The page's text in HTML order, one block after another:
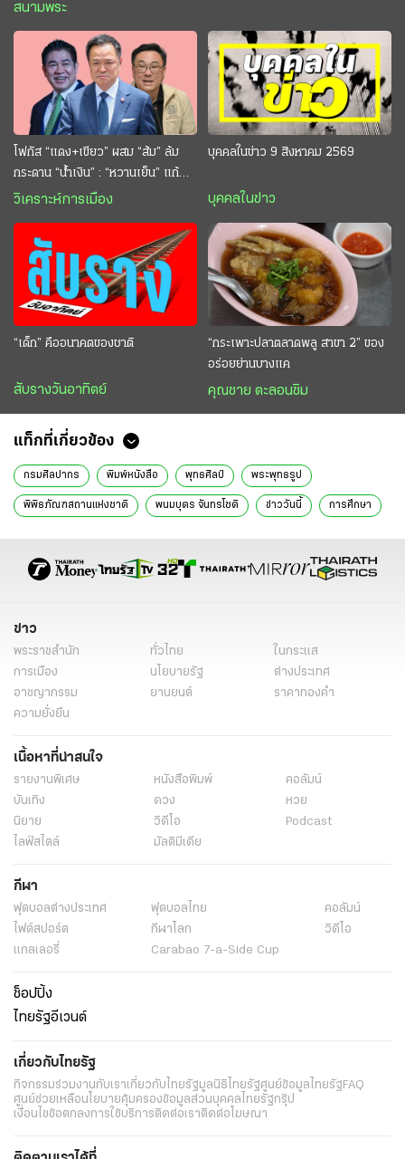
สนามพระ
โฟกัส “แดง+เขียว” ผสม “ส้ม” ล้ม
กระดาน “นํ้าเงิน” : “หวานเย็น” แก้
กระหาย “อนุทิน” ดักตีกินสบาย
วิเคราะห์การเมือง
บุคคลในข่าว 9 สิงหาคม 2569
บุคคลในข่าว
“เด็ก” คืออนาคตของชาติ
สับรางวันอาทิตย์
“กระเพาะปลาตลาดพลู สาขา 2” ของ
อร่อยย่านบางแค
คุณชาย ตะลอนชิม
แท็กที่เกี่ยวข้อง
กรมศิลปากร พิมพ์หนังสือ พุทธศิลป์ พระพุทธรูป
พิพิธภัณฑสถานแห่งชาติ พนมบุตร จันทรโชติ ข่าววันนี้ การศึกษา
ข่าว
พระราชสำนัก ทั่วไทย
ในกระแส
การเมือง
นโยบายรัฐ
ต่างประเทศ
อาชญากรรม
ยานยนต์
ราคาทองคำ
ความยั่งยืน
เนื้อหาที่น่าสนใจ
รายงานพิเศษ หนังสือพิมพ์
คอลัมน์
บันเทิง
ดวง
หวย
นิยาย
วิดีโอ
Podcast
ไลฟ์สไตล์
มัลติมีเดีย
กีฬา
ฟุตบอลต่่างประเทศ ฟุตบอลไทย
คอลัมน์
ไฟต์สปอร์ต
กีฬาโลก
วิดีโอ
แกลเลอรี่
Carabao 7-a-Side Cup
ช็อปปิ้ง
ไทยรัฐอีเวนต์
เกี่ยวกับไทยรัฐ
กิจกรรมร่วมงานกับเราเกี่ยวกับไทยรัฐมูลนิธิไทยรัฐศูนย์ข้อมูลไทยรัฐFAQ
ศูนย์ช่วยเหลือนโยบายคุ้มครองข้อมูลส่วนบุคคลไทยรัฐกรุ๊ป
เงื่อนไขข้อตกลงการใช้บริการติดต่อเราติดต่อโฆษณา